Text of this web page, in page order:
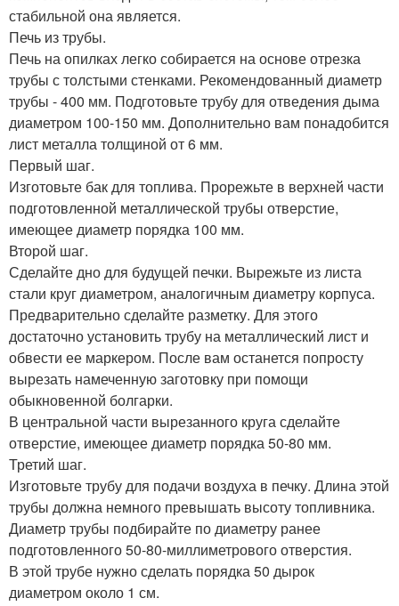
стабильной она является.
Печь из трубы.
Печь на опилках легко собирается на основе отрезка
трубы с толстыми стенками. Рекомендованный диаметр
трубы - 400 мм. Подготовьте трубу для отведения дыма
диаметром 100-150 мм. Дополнительно вам понадобится
лист металла толщиной от 6 мм.
Первый шаг.
Изготовьте бак для топлива. Прорежьте в верхней части
подготовленной металлической трубы отверстие,
имеющее диаметр порядка 100 мм.
Второй шаг.
Сделайте дно для будущей печки. Вырежьте из листа
стали круг диаметром, аналогичным диаметру корпуса.
Предварительно сделайте разметку. Для этого
достаточно установить трубу на металлический лист и
обвести ее маркером. После вам останется попросту
вырезать намеченную заготовку при помощи
обыкновенной болгарки.
В центральной части вырезанного круга сделайте
отверстие, имеющее диаметр порядка 50-80 мм.
Третий шаг.
Изготовьте трубу для подачи воздуха в печку. Длина этой
трубы должна немного превышать высоту топливника.
Диаметр трубы подбирайте по диаметру ранее
подготовленного 50-80-миллиметрового отверстия.
В этой трубе нужно сделать порядка 50 дырок
диаметром около 1 см.